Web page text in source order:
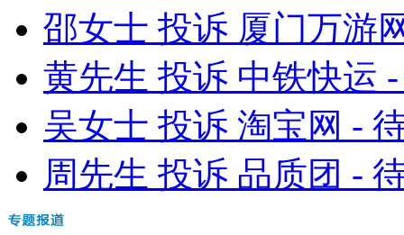
邵女士 投诉 厦门万游
黄先生 投诉 中铁快运
吴女士 投诉 淘宝网 -
周先生 投诉 品质团 -